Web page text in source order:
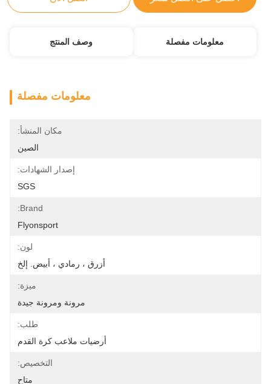
معلومات مفصلة وصف المنتج
معلومات مفصلة
مكان المنشأ:
الصين
إصدار الشهادات:
SGS
Brand:
Flyonsport
لون:
أزرق ، رمادي ، أبيض. إلخ
ميزة:
مرونة ومرونة جيدة
طلب:
أرضيات ملاعب كرة القدم
التخصيص:
متاح